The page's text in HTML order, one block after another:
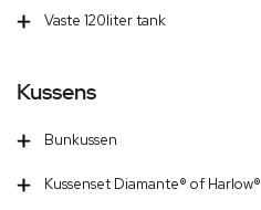
Vaste 120liter tank
Kussens
Bunkussen
Kussenset Diamante® of Harlow®